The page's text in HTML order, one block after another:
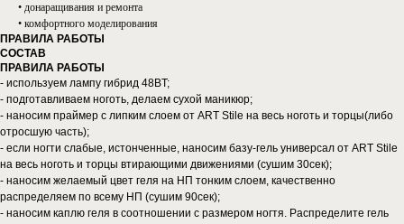
• донаращивания и ремонта
• комфортного моделирования
ПРАВИЛА РАБОТЫ
СОСТАВ
ПРАВИЛА РАБОТЫ
- используем лампу гибрид 48BT;
- подготавливаем ноготь, делаем сухой маникюр;
- наносим праймер с липким слоем от ART Stile на весь ноготь и торцы(либо
отросшую часть);
- если ногти слабые, истонченные, наносим базу-гель универсал от ART Stile
на весь ноготь и торцы втирающими движениями (сушим 30сек);
- наносим желаемый цвет геля на НП тонким слоем, качественно
распределяем по всему НП (сушим 90сек);
- наносим каплю геля в соотношении с размером ногтя. Распределите гель